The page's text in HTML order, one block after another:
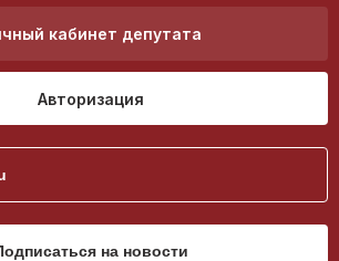
кабинет депутата
Авторизация
на новости